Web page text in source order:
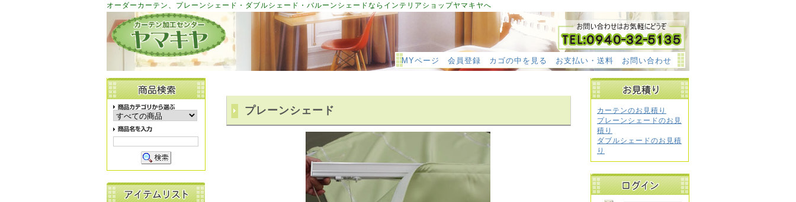
オーダーカーテン、プレーンシェード・ダブルシェード・バルーンシェードならインテリアショップヤマキヤへ
MYページ 会員登録 カゴの中を見る お支払い・送料 お問い合わせ
プレーンシェード
カーテンのお見積り
プレーンシェードのお見
積り
ダブルシェードのお見積
り